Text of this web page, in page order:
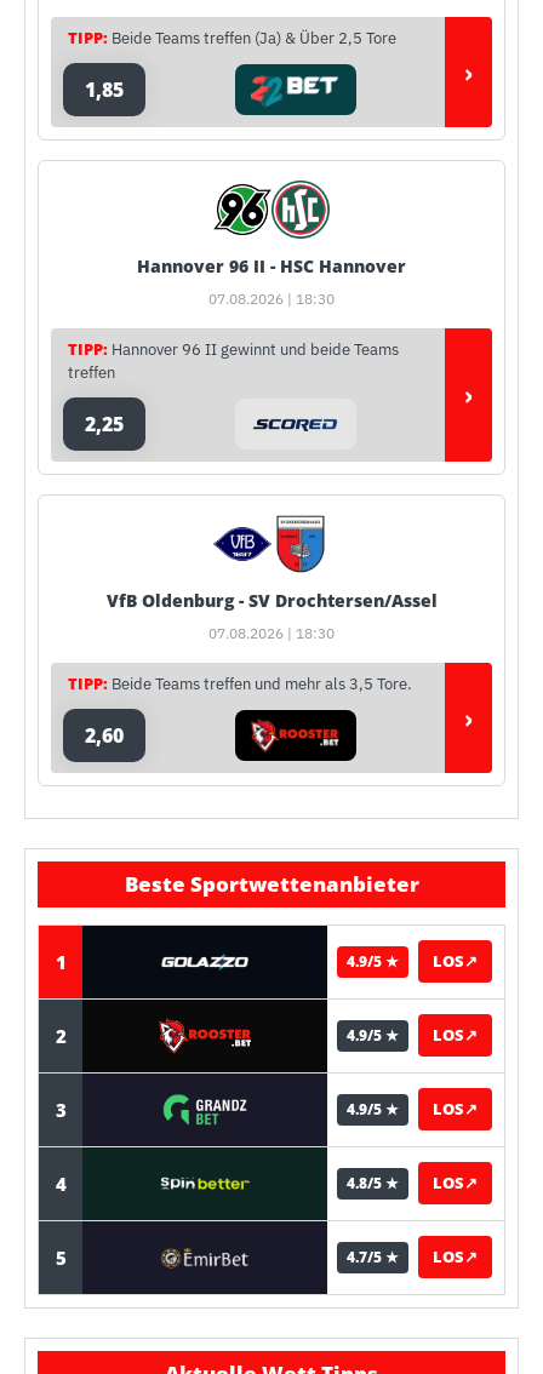
TIPP: Beide Teams treffen (Ja) & Über 2,5 Tore
1,85 ›
Hannover 96 II - HSC Hannover
07.08.2026 | 18:30
TIPP: Hannover 96 II gewinnt und beide Teams
treffen
2,25
›
VfB Oldenburg - SV Drochtersen/Assel
07.08.2026 | 18:30
TIPP: Beide Teams treffen und mehr als 3,5 Tore.
2,60 ›
Beste Sportwettenanbieter
1 4.9/5 ★ LOS↗
2 4.9/5 ★ LOS↗
3 4.9/5 ★ LOS↗
4 4.8/5 ★ LOS↗
5 4.7/5 ★ LOS↗